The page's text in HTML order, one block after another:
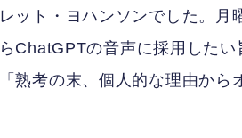
ット・ヨハンソンでした。
ChatGPTの音声に採用した
熟考の末、個人的な理由から